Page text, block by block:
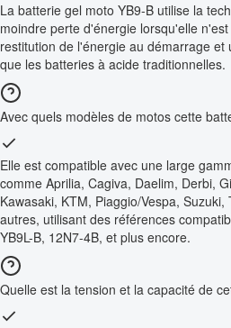
La batterie gel moto YB9-B utilise la
moindre perte d'énergie lorsqu'elle
restitution de l'énergie au démarrage
que les batteries à acide traditionnelles.
Avec quels modèles de motos cette
Elle est compatible avec une large
comme Aprilia, Cagiva, Daelim, Derbi,
Kawasaki, KTM, Piaggio/Vespa,
autres, utilisant des références
YB9L-B, 12N7-4B, et plus encore.
Quelle est la tension et la capacité de